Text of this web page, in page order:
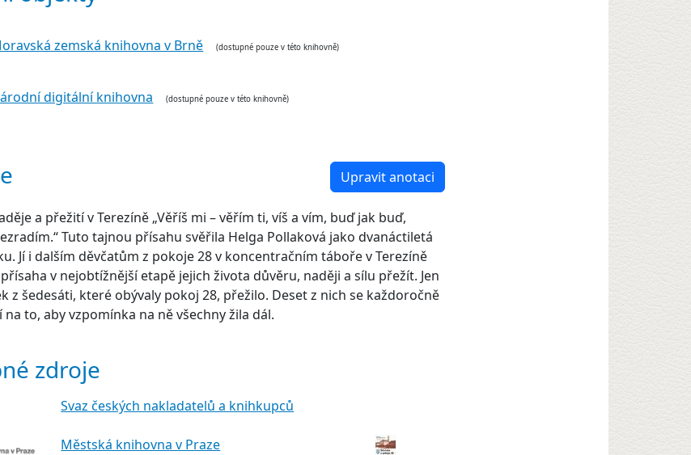
zemská knihovna v Brně (dostupné pouze v této knihovně)
digitální knihovna (dostupné pouze v této knihovně)
Upravit anotaci
a přežití v Terezíně „Věříš mi – věřím ti, víš a vím, buď jak buď,
Tuto tajnou přísahu svěřila Helga Pollaková jako dvanáctiletá
Jí i dalším děvčatům z pokoje 28 v koncentračním táboře v Terezíně
v nejobtížnější etapě jejich života důvěru, naději a sílu přežít. Jen
z šedesáti, které obývaly pokoj 28, přežilo. Deset z nich se každoročně
na to, aby vzpomínka na ně všechny žila dál.
zdroje
Svaz českých nakladatelů a knihkupců
Městská knihovna v Praze